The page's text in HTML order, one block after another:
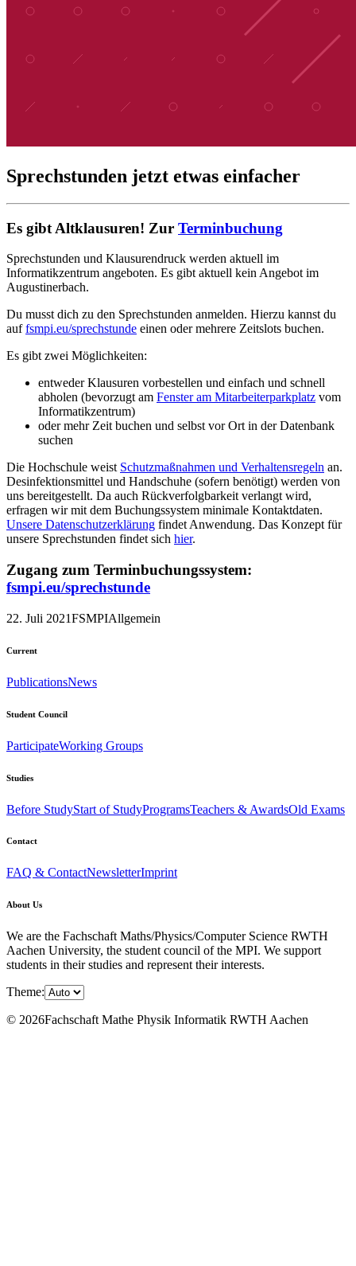
Sprechstunden jetzt etwas einfacher
Es gibt Altklausuren! Zur Terminbuchung
Sprechstunden und Klausurendruck werden aktuell im
Informatikzentrum angeboten. Es gibt aktuell kein Angebot im
Augustinerbach.
Du musst dich zu den Sprechstunden anmelden. Hierzu kannst du
auffsmpi.eu/sprechstunde einen oder mehrere Zeitslots buchen.
Es gibt zwei Möglichkeiten:
entweder Klausuren vorbestellen und einfach und schnell
abholen (bevorzugt am Fenster am Mitarbeiterparkplatz vom
Informatikzentrum)
oder mehr Zeit buchen und selbst vor Ort in der Datenbank
suchen
Die Hochschule weist Schutzmaßnahmen und Verhaltensregeln an.
Desinfektionsmittel und Handschuhe (sofern benötigt) werden von
uns bereitgestellt. Da auch Rückverfolgbarkeit verlangt wird,
erfragen wir mit dem Buchungssystem minimale Kontaktdaten.
Unsere Datenschutzerklärung findet Anwendung. Das Konzept für
unsere Sprechstunden findet sich hier.
Zugang zum Terminbuchungssystem:
fsmpi.eu/sprechstunde
22. Juli 2021FSMPIAllgemein
Current
PublicationsNews
Student Council
ParticipateWorking Groups
Studies
Before StudyStart of StudyProgramsTeachers & AwardsOld Exams
Contact
FAQ & ContactNewsletterImprint
About Us
We are the Fachschaft Maths/Physics/Computer Science RWTH
Aachen University, the student council of the MPI. We support
students in their studies and represent their interests.
Theme:
© 2026Fachschaft Mathe Physik Informatik RWTH Aachen